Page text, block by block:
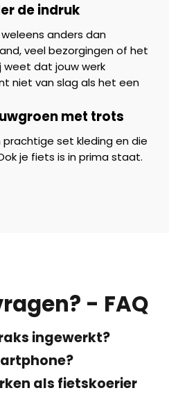
de indruk
anders dan
veel bezorgingen of het
weet dat jouw werk
niet van slag als het een
met trots
prachtige set kleding en die
je fiets is in prima staat.
- FAQ
ingewerkt?
als fietskoerier